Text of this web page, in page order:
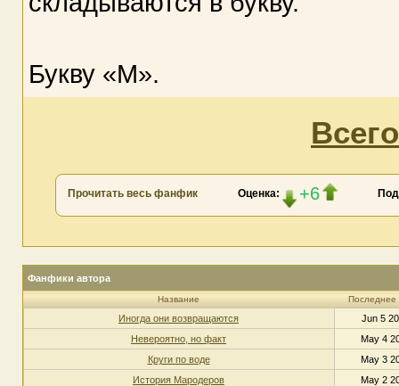
Букву «М».
Прочитать весь фанфик Оценка: +6
Фанфики автора
Название Последнее
Иногда они возвращаются
Jun 5
Невероятно, но факт
May 4
Круги по воде
May 3
История Мародеров
May 2